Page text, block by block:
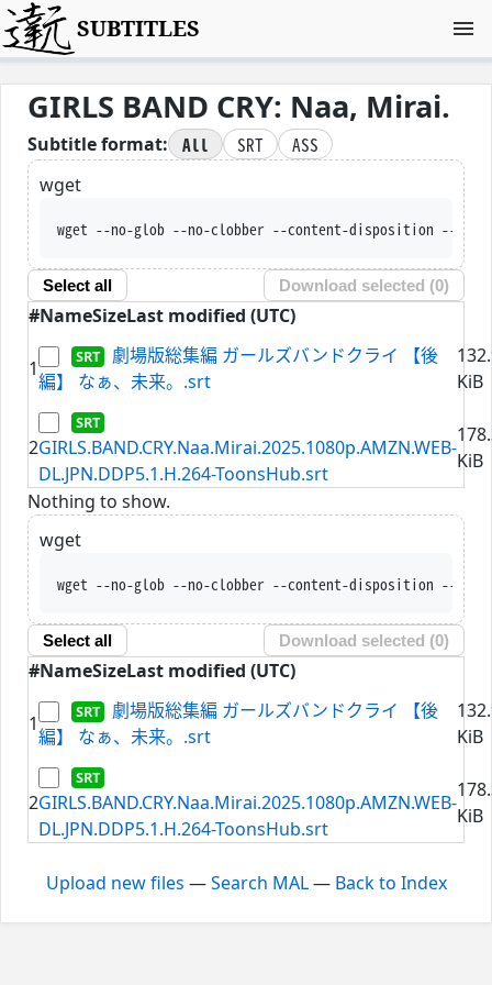
SUBTITLES
GIRLS BAND CRY: Naa, Mirai.
Subtitle format: All SRT
ASS
wget
wget --no-glob --no-clobber --content-disposition --trust-server-names
Select all Download selected (0)
#NameSizeLast modified (UTC)
1
劇場版総集編 ガールズバンドクライ 【後
編】 なぁ、未来。.srt
KiB
2GIRLS.BAND.CRY.Naa.Mirai.2025.1080p.AMZN.WEB-
DL.JPN.DDP5.1.H.264-ToonsHub.srt
KiB
Nothing to show.
wget
wget --no-glob --no-clobber --content-disposition --trust-server-names
Select all Download selected (0)
#NameSizeLast modified (UTC)
1
劇場版総集編 ガールズバンドクライ 【後
編】 なぁ、未来。.srt
KiB
2GIRLS.BAND.CRY.Naa.Mirai.2025.1080p.AMZN.WEB-
DL.JPN.DDP5.1.H.264-ToonsHub.srt
KiB
Upload new files —Search MAL— Back to Index